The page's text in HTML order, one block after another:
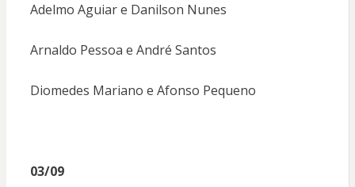
Adelmo Aguiar e Danilson Nunes
Arnaldo Pessoa e André Santos
Diomedes Mariano e Afonso Pequeno
03/09